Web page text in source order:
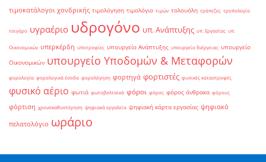
τιμοκατάλογοι χονδρικής τιμολόγηση τιμολόγιο τιμών τολουόλη τράπεζες τροπολογία
τσιγάρο υγραέριο υδρογόνο υπ. Ανάπτυξης υπ. Εργασίας υπ.
Οικονομικών υπερκέρδη υποτροφίες υπουργείο Ανάπτυξης υπουργείο Ενέργειας υπουργείο
Οικονομικών υπουργείο Υποδομών & Μεταφορών
φορολογία φορολογικά έσοδα φορολόγηση φορτηγά φορτιστές φυσικές καταστροφές
φυσικό αέριο φωτιά φωτοβολταϊκά φόροι φόρος φόρος άνθρακα φόρους
φόρτιση χρονοκαθυστέρηση ψηφιακά εργαλεία ψηφιακή κάρτα εργασίας ψηφιακό
πελατολόγιο ωράριο